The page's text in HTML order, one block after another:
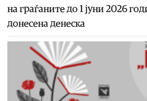
на граѓаните до 1 јуни 2026
донесена денеска